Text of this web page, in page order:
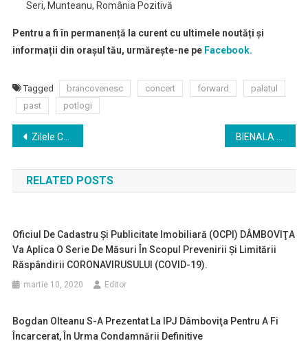
Seri, Munteanu, România Pozitivă
Pentru a fi în permanență la curent cu ultimele noutăți și
informații din orașul tău, urmărește-ne peFacebook.
Tagged brancovenesc concert forward
palatul
past
potlogi
Navigare
în
articole
Zilele Cetății Târgoviște în perioada 5-8 septembrie 2020
RELATED POSTS
Oficiul De Cadastru Şi Publicitate Imobiliară (OCPI) DÂMBOVIŢA
Va Aplica O Serie De Măsuri În Scopul Prevenirii Şi Limitării
Răspândirii CORONAVIRUSULUI (COVID-19).
martie 10, 2020 Editor
Bogdan Olteanu S-A Prezentat La IPJ Dâmboviţa Pentru A Fi
Încarcerat, În Urma Condamnării Definitive